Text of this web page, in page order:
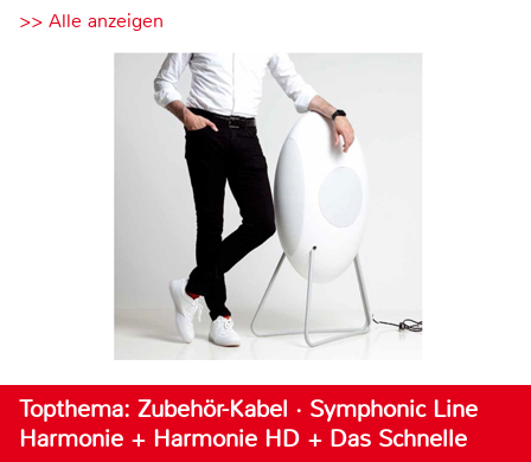
>> Alle anzeigen
Topthema: Zubehör-Kabel · Symphonic Line
Harmonie + Harmonie HD + Das Schnelle